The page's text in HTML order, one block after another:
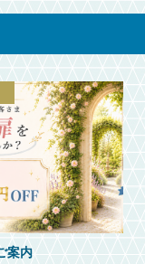
案内